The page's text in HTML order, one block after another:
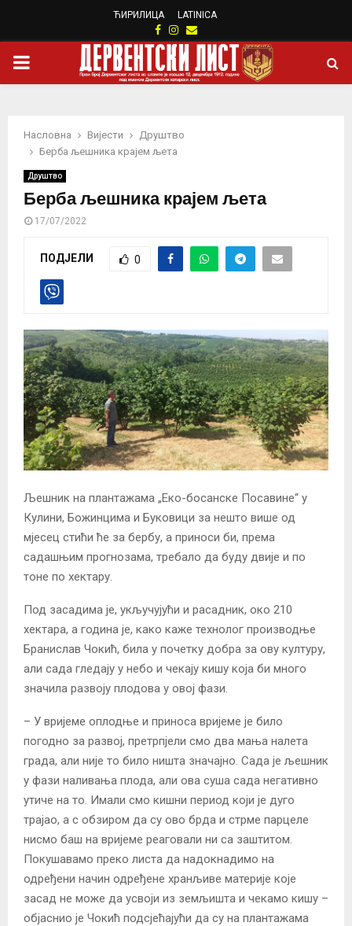
ЋИРИЛИЦА LATINICA
Facebook
Instagram
Email
PRIMARY
Насловна Вијести
Друштво
Берба љешника крајем љета
Друштво
Берба љешника крајем љета
17/07/2022
ПОДЈЕЛИ 0
Љешник на плантажама „Еко-босанске Посавине“ у
Кулини, Божинцима и Буковици за нешто више од
мјесец стићи ће за бербу, а приноси би, према
садашњим прогнозама, требало да буду двије и по
тоне по хектару.
Под засадима је, укључујући и расадник, око 210
хектара, а година је, како каже технолог производње
Бранислав Чокић, била у почетку добра за ову културу,
али сада гледају у небо и чекају кишу која би много
значила развоју плодова у овој фази.
– У вријеме оплодње и приноса вријеме је било
погодно за развој, претрпјели смо два мања налета
града, али није то било ништа значајно. Сада је љешник
у фази наливања плода, али ова суша сада негативно
утиче на то. Имали смо кишни период који је дуго
трајао, а с обзиром да су ово брда и стрме парцеле
нисмо баш на вријеме реаговали ни са заштитом.
Покушавамо преко листа да надокнадимо на
одређени начин одређене хранљиве материје које
засад не може да усвоји из земљишта и чекамо кишу –
објаснио је Чокић подсјећајући да су на плантажама